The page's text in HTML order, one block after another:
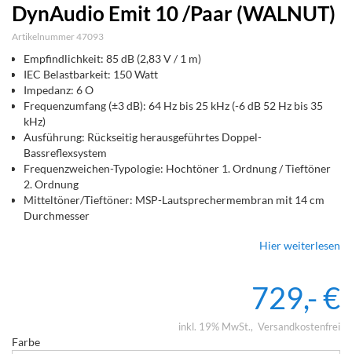
DynAudio Emit 10 /Paar (WALNUT)
Artikelnummer 47093
Empfindlichkeit: 85 dB (2,83 V / 1 m)
IEC Belastbarkeit: 150 Watt
Impedanz: 6 O
Frequenzumfang (±3 dB): 64 Hz bis 25 kHz (-6 dB 52 Hz bis 35
kHz)
Ausführung: Rückseitig herausgeführtes Doppel-
Bassreflexsystem
Frequenzweichen-Typologie: Hochtöner 1. Ordnung / Tieftöner
2. Ordnung
Mitteltöner/Tieftöner: MSP-Lautsprechermembran mit 14 cm
Durchmesser
Hier weiterlesen
729,- €
inkl. 19% MwSt. Versandkostenfrei
Farbe